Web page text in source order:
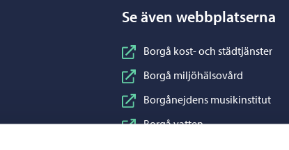
Se även webbplatserna
Borgå kost- och städtjänster
Borgå miljöhälsovård
Borgånejdens musikinstitut
Borgå vatten